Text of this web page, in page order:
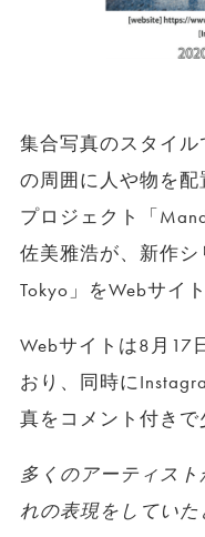
集合写真のスタイ
の周囲に人や物を
プロジェクト「
佐美雅浩が、新作
Tokyo」をWebサイ
Webサイトは8月17
おり、同時に
真をコメント付きで
多くのアーティス
れの表現をしてい